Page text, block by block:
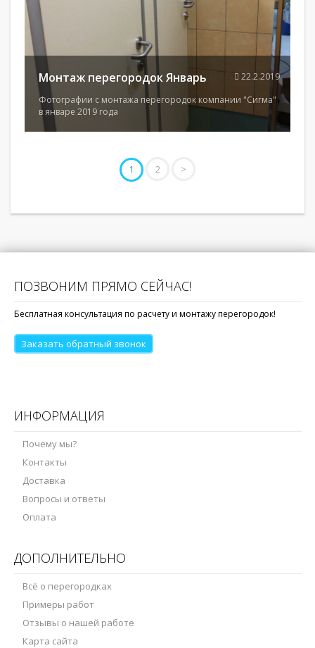
Монтаж перегородок Январь
Фотографии с монтажа перегородок компании "Сигма"
в январе 2019 года
22.2.2019
1 2 >
ПОЗВОНИМ ПРЯМО СЕЙЧАС!
Бесплатная консультация по расчету и монтажу перегородок!
Заказать обратный звонок
ИНФОРМАЦИЯ
Почему мы?
Контакты
Доставка
Вопросы и ответы
Оплата
ДОПОЛНИТЕЛЬНО
Всё о перегородках
Примеры работ
Отзывы о нашей работе
Карта сайта